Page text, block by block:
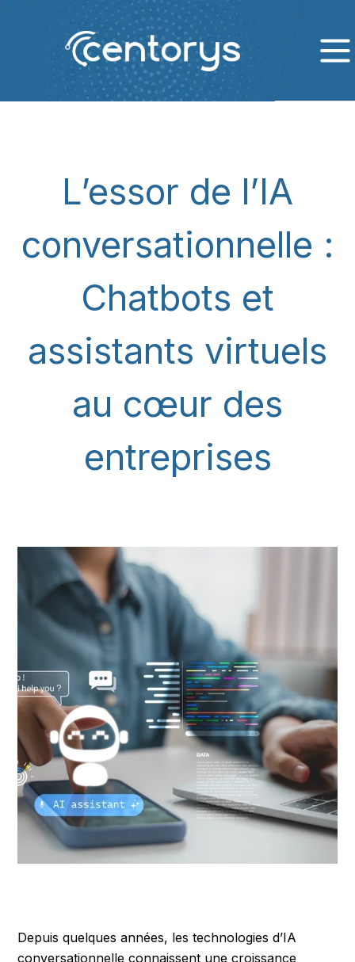
L’essor de l’IA
conversationnelle :
Chatbots et
assistants virtuels
au cœur des
entreprises
Depuis quelques années, les technologies d’IA
conversationnelle connaissent une croissance